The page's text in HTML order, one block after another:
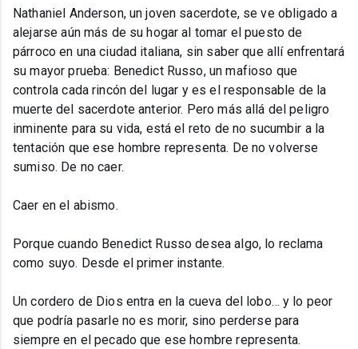
Nathaniel Anderson, un joven sacerdote, se ve obligado a
alejarse aún más de su hogar al tomar el puesto de
párroco en una ciudad italiana, sin saber que allí enfrentará
su mayor prueba: Benedict Russo, un mafioso que
controla cada rincón del lugar y es el responsable de la
muerte del sacerdote anterior. Pero más allá del peligro
inminente para su vida, está el reto de no sucumbir a la
tentación que ese hombre representa. De no volverse
sumiso. De no caer.
Caer en el abismo.
Porque cuando Benedict Russo desea algo, lo reclama
como suyo. Desde el primer instante.
Un cordero de Dios entra en la cueva del lobo… y lo peor
que podría pasarle no es morir, sino perderse para
siempre en el pecado que ese hombre representa.